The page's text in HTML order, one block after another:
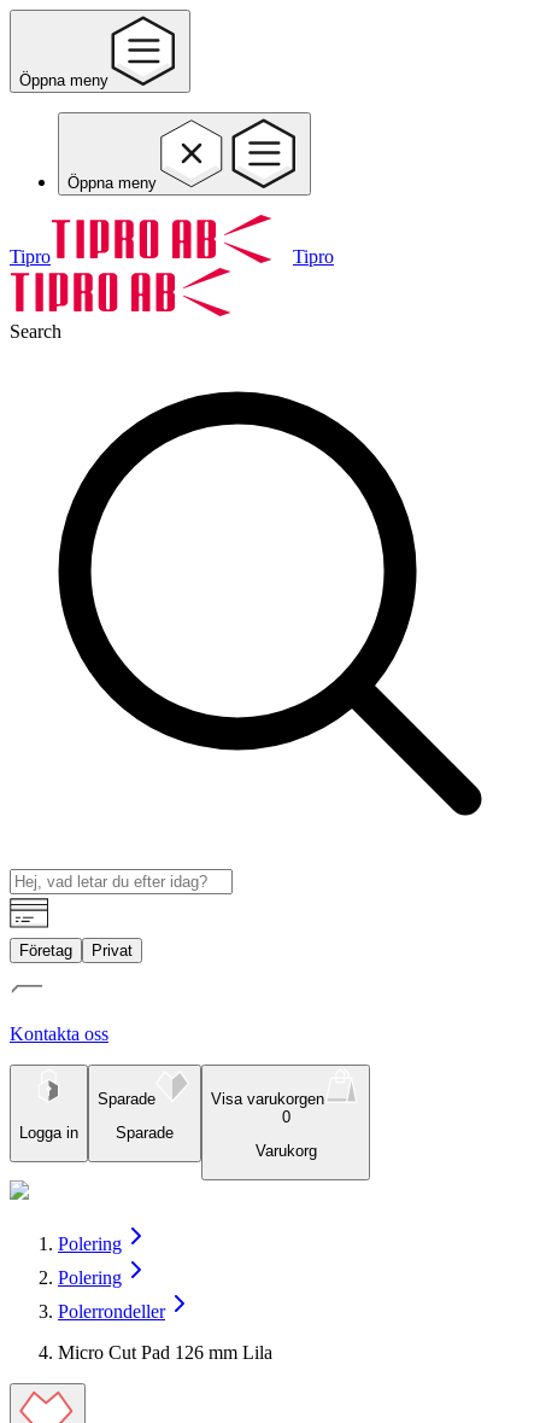
Öppna meny
Öppna meny
Tipro Tipro
Search
Företag Privat
Kontakta oss
Logga in
Sparade
Sparade
Visa varukorgen
0
Varukorg
Polering
Polering
Polerrondeller
Micro Cut Pad 126 mm Lila